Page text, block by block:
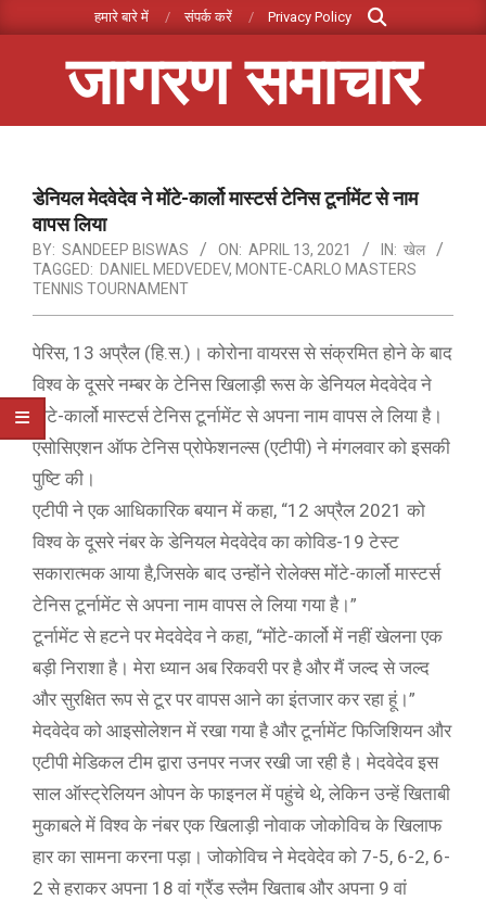
to
हमारे बारे में संपर्क करें Privacy Policy
Search
जागरण समाचार
Menuडेनियल मेदवेदेव ने मोंटे-कार्लो मास्टर्स टेनिस टूर्नामेंट से नाम
वापस लिया
BY: SANDEEP BISWAS ON: APRIL 13, 2021 IN: खेल
TAGGED: DANIEL MEDVEDEV, MONTE-CARLO MASTERS
TENNIS TOURNAMENT
पेरिस, 13 अप्रैल (हि.स.)। कोरोना वायरस से संक्रमित होने के बाद
विश्व के दूसरे नम्बर के टेनिस खिलाड़ी रूस के डेनियल मेदवेदेव ने
मोंटे-कार्लो मास्टर्स टेनिस टूर्नामेंट से अपना नाम वापस ले लिया है।
एसोसिएशन ऑफ टेनिस प्रोफेशनल्स (एटीपी) ने मंगलवार को इसकी
पुष्टि की।
एटीपी ने एक आधिकारिक बयान में कहा, “12 अप्रैल 2021 को
विश्व के दूसरे नंबर के डेनियल मेदवेदेव का कोविड-19 टेस्ट
सकारात्मक आया है,जिसके बाद उन्होंने रोलेक्स मोंटे-कार्लो मास्टर्स
टेनिस टूर्नामेंट से अपना नाम वापस ले लिया गया है।”
टूर्नामेंट से हटने पर मेदवेदेव ने कहा, “मोंटे-कार्लो में नहीं खेलना एक
बड़ी निराशा है। मेरा ध्यान अब रिकवरी पर है और मैं जल्द से जल्द
और सुरक्षित रूप से टूर पर वापस आने का इंतजार कर रहा हूं।”
मेदवेदेव को आइसोलेशन में रखा गया है और टूर्नामेंट फिजिशियन और
एटीपी मेडिकल टीम द्वारा उनपर नजर रखी जा रही है। मेदवेदेव इस
साल ऑस्ट्रेलियन ओपन के फाइनल में पहुंचे थे, लेकिन उन्हें खिताबी
मुकाबले में विश्व के नंबर एक खिलाड़ी नोवाक जोकोविच के खिलाफ
हार का सामना करना पड़ा। जोकोविच ने मेदवेदेव को 7-5, 6-2, 6-
2 से हराकर अपना 18 वां ग्रैंड स्लैम खिताब और अपना 9 वां